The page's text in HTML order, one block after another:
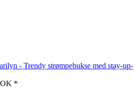
- Trendy strømpebukse med stay-up-
*